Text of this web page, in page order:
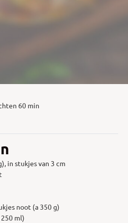
60 min
in stukjes van 3 cm
noot (a 350 g)
ml)